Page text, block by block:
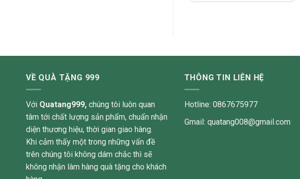
VỀ QUÀ TẶNG 999
Với Quatang999, chúng tôi luôn quan
tâm tới chất lượng sản phẩm, chuẩn nhận
diện thương hiệu, thời gian giao hàng.
Khi cảm thấy một trong những vấn đề
trên chúng tôi không dám chắc thì sẽ
không nhận làm hàng quà tặng cho khách
THÔNG TIN LIÊN HỆ
Hotline: 0867675977
Gmail: quatang008@gmail.com